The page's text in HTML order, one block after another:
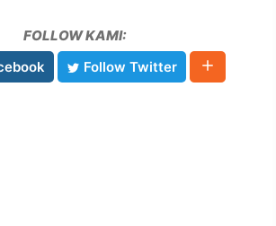
FOLLOW KAMI:
Follow Twitter